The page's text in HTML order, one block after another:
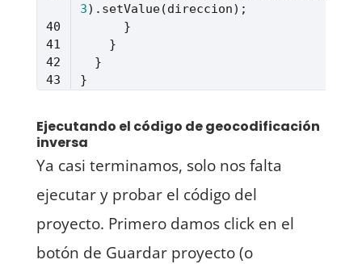
3
Ejecutando el código de geocodificación
inversa
Ya casi terminamos, solo nos falta
ejecutar y probar el código del
proyecto. Primero damos click en el
botón de Guardar proyecto (o